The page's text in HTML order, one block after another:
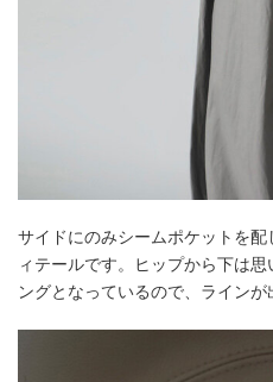
サイドにのみシームポケットを
ィテールです。ヒップから下は
ングとなっているので、ラインが